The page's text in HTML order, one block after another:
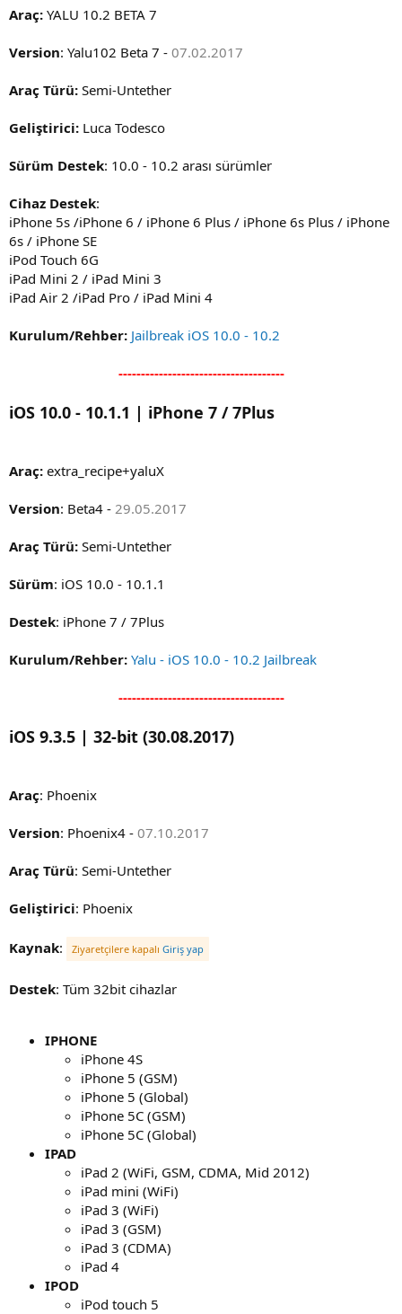
Araç: YALU 10.2 BETA 7
Version: Yalu102 Beta 7 - 07.02.2017
Araç Türü: Semi-Untether
Geliştirici: Luca Todesco
Sürüm Destek: 10.0 - 10.2 arası sürümler
Cihaz Destek:
iPhone 5s /iPhone 6 / iPhone 6 Plus / iPhone 6s Plus / iPhone
6s / iPhone SE
iPod Touch 6G
iPad Mini 2 / iPad Mini 3
iPad Air 2 /iPad Pro / iPad Mini 4
Kurulum/Rehber: Jailbreak iOS 10.0 - 10.2
-------------------------------------
iOS 10.0 - 10.1.1 | iPhone 7 / 7Plus
Araç: extra_recipe+yaluX
Version: Beta4 - 29.05.2017
Araç Türü: Semi-Untether
Sürüm: iOS 10.0 - 10.1.1
Destek: iPhone 7 / 7Plus
Kurulum/Rehber: Yalu - iOS 10.0 - 10.2 Jailbreak
-------------------------------------
iOS 9.3.5 | 32-bit (30.08.2017)
Araç: Phoenix
Version: Phoenix4 - 07.10.2017
Araç Türü: Semi-Untether
Geliştirici: Phoenix
Kaynak: Ziyaretçilere kapalı Giriş yap
Destek: Tüm 32bit cihazlar
IPHONE
iPhone 4S
iPhone 5 (GSM)
iPhone 5 (Global)
iPhone 5C (GSM)
iPhone 5C (Global)
IPAD
iPad 2 (WiFi, GSM, CDMA, Mid 2012)
iPad mini (WiFi)
iPad 3 (WiFi)
iPad 3 (GSM)
iPad 3 (CDMA)
iPad 4
IPOD
iPod touch 5